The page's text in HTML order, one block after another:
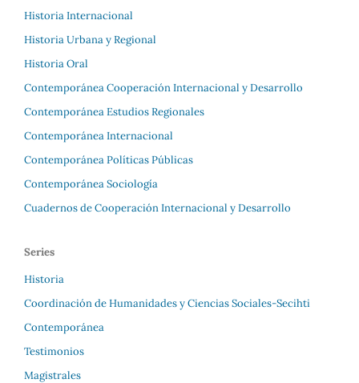
Historia Internacional
Historia Urbana y Regional
Historia Oral
Contemporánea Cooperación Internacional y Desarrollo
Contemporánea Estudios Regionales
Contemporánea Internacional
Contemporánea Políticas Públicas
Contemporánea Sociología
Cuadernos de Cooperación Internacional y Desarrollo
Series
Historia
Coordinación de Humanidades y Ciencias Sociales-Secihti
Contemporánea
Testimonios
Magistrales